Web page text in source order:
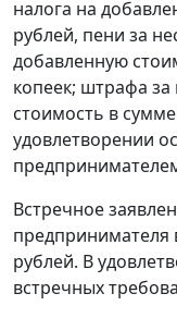
налога на
рублей, пени за
добавленную
копеек; штрафа за
стоимость в
удовлетворении
Встречное
предпринимателя
рублей. В
встречных